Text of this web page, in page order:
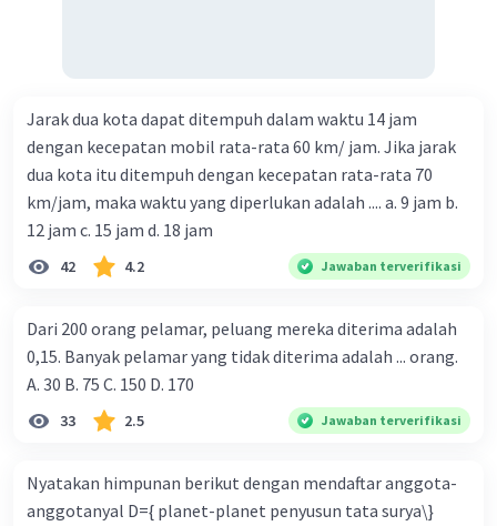
Jarak dua kota dapat ditempuh dalam waktu 14 jam
dengan kecepatan mobil rata-rata 60 km/ jam. Jika jarak
dua kota itu ditempuh dengan kecepatan rata-rata 70
km/jam, maka waktu yang diperlukan adalah .... a. 9 jam b.
12 jam c. 15 jam d. 18 jam
42 4.2 Jawaban terverifikasi
Dari 200 orang pelamar, peluang mereka diterima adalah
0,15. Banyak pelamar yang tidak diterima adalah ... orang.
A. 30 B. 75 C. 150 D. 170
33 2.5 Jawaban terverifikasi
Nyatakan himpunan berikut dengan mendaftar anggota-
anggotanyal D={ planet-planet penyusun tata surya\}